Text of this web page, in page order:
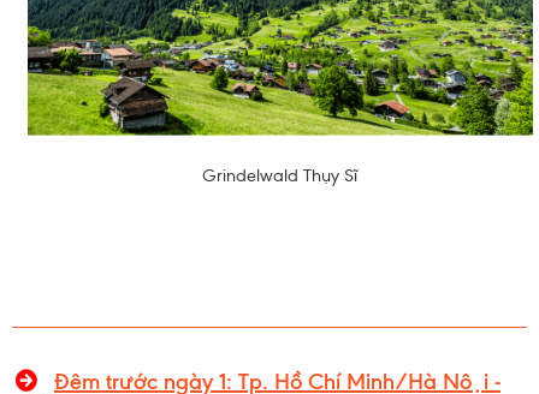
Grindelwald Thụy Sĩ
Đêm trước ngày 1: Tp. Hồ Chí Minh/Hà Nội -